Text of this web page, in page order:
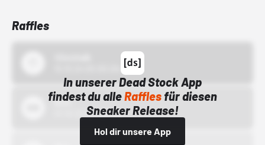
Raffles
In unserer Dead Stock App
findest du alleRafflesfür diesen
Sneaker Release!
Hol dir unsere App
Bstn
01.10.22 00:00 Uhr